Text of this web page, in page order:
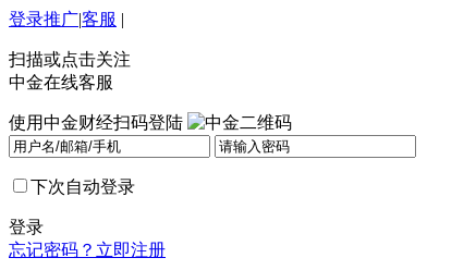
登录推广|客服 |
扫描或点击关注
中金在线客服
使用中金财经扫码登陆
下次自动登录
登录
忘记密码？ 立即注册